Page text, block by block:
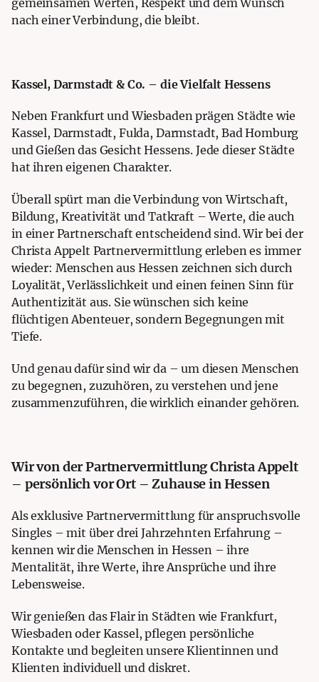
nach einer Verbindung, die bleibt.
Kassel, Darmstadt & Co. – die Vielfalt Hessens
Neben Frankfurt und Wiesbaden prägen Städte wie
Kassel, Darmstadt, Fulda, Darmstadt, Bad Homburg
und Gießen das Gesicht Hessens. Jede dieser Städte
hat ihren eigenen Charakter.
Überall spürt man die Verbindung von Wirtschaft,
Bildung, Kreativität und Tatkraft – Werte, die auch
in einer Partnerschaft entscheidend sind. Wir bei der
Christa Appelt Partnervermittlung erleben es immer
wieder: Menschen aus Hessen zeichnen sich durch
Loyalität, Verlässlichkeit und einen feinen Sinn für
Authentizität aus. Sie wünschen sich keine
flüchtigen Abenteuer, sondern Begegnungen mit
Tiefe.
Und genau dafür sind wir da – um diesen Menschen
zu begegnen, zuzuhören, zu verstehen und jene
zusammenzuführen, die wirklich einander gehören.
Wir von der Partnervermittlung Christa Appelt
– persönlich vor Ort – Zuhause in Hessen
Als exklusive Partnervermittlung für anspruchsvolle
Singles – mit über drei Jahrzehnten Erfahrung –
kennen wir die Menschen in Hessen – ihre
Mentalität, ihre Werte, ihre Ansprüche und ihre
Lebensweise.
Wir genießen das Flair in Städten wie Frankfurt,
Wiesbaden oder Kassel, pflegen persönliche
Kontakte und begleiten unsere Klientinnen und
Klienten individuell und diskret.